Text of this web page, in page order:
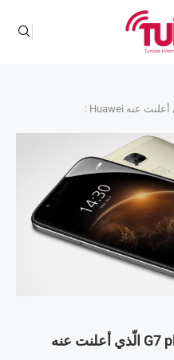
إليكم الهاتف الذّكيّ الجديد G7 plus الّذي أعلنت عنه